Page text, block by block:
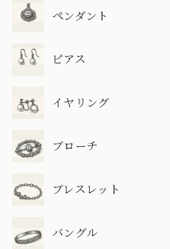
ペンダント
ピアス
イヤリング
ブローチ
ブレスレット
バングル